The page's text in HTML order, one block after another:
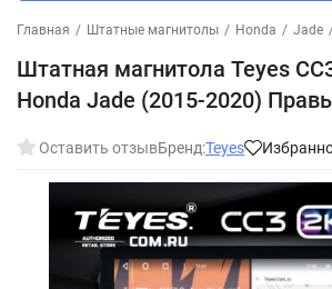
Главная / Штатные магнитолы / Honda / Jade
Штатная магнитола Teyes
Honda Jade (2015-2020)
Оставить отзывБренд:Teyes